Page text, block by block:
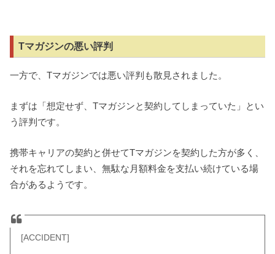
Tマガジンの悪い評判
一方で、Tマガジンでは悪い評判も散見されました。
まずは「想定せず、Tマガジンと契約してしまっていた」とい
う評判です。
携帯キャリアの契約と併せてTマガジンを契約した方が多く、
それを忘れてしまい、無駄な月額料金を支払い続けている場
合があるようです。
[ACCIDENT]